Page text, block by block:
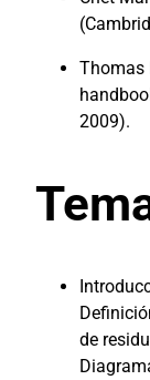
Thomas
2009).
de